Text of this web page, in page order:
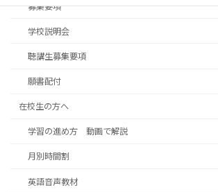
募集要項
学校説明会
聴講生募集要項
願書配付
在校生の方へ
学習の進め方 動画で解説
月別時間割
英語音声教材